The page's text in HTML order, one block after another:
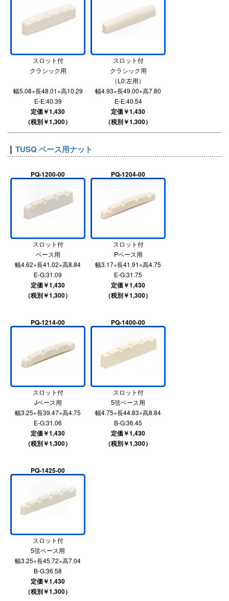
スロット付
クラシック用
幅5.08×長48.01×高10.29
E-E:40.39
定価￥1,430
（税別￥1,300）
スロット付
クラシック用
（L0:左用）
幅4.93×長49.00×高7.80
E-E:40.54
定価￥1,430
（税別￥1,300）
TUSQ ベース用ナット
PQ-1200-00
スロット付
ベース用
幅4.62×長41.02×高8.84
E-G:31.09
定価￥1,430
（税別￥1,300）
PQ-1204-00
スロット付
Pベース用
幅3.17×長41.91×高4.75
E-G:31.75
定価￥1,430
（税別￥1,300）
PQ-1214-00
スロット付
Jベース用
幅3.25×長39.47×高4.75
E-G:31.06
定価￥1,430
（税別￥1,300）
PQ-1400-00
スロット付
5弦ベース用
幅4.75×長44.83×高8.84
B-G:36.45
定価￥1,430
（税別￥1,300）
PQ-1425-00
スロット付
5弦ベース用
幅3.25×長45.72×高7.04
B-G:36.58
定価￥1,430
（税別￥1,300）